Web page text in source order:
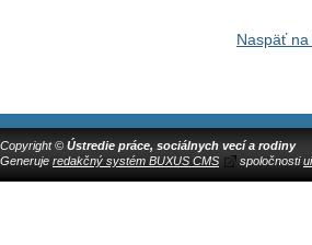
Naspäť
Copyright © Ústredie práce, sociálnych vecí a rodiny
Generuje redakčný systém BUXUS CMS spoločnosti